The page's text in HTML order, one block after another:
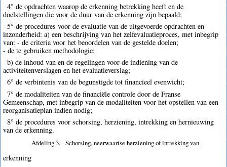
4° de opdrachten waarop de erkenning betrekking heeft en de
doelstellingen die voor de duur van de erkenning zijn bepaald;
5° de procedures voor de evaluatie van de uitgevoerde opdrachten en
inzonderheid: a) een beschrijving van het zelfevaluatieproces, met inbegrip
van: - de criteria voor het beoordelen van de gestelde doelen;
- de te gebruiken methodologie;
b) de inhoud van en de regelingen voor de indiening van de
activiteitenverslagen en het evaluatieverslag;
6° de verbintenis van de begunstigde tot financieel evenwicht;
7° de modaliteiten van de financiële controle door de Franse
Gemeenschap, met inbegrip van de modaliteiten voor het opstellen van een
reorganisatieplan indien nodig;
8° de procedures voor schorsing, herziening, intrekking en hernieuwing
van de erkenning.
Afdeling 3. - Schorsing, neerwaartse herziening of intrekking van
erkenning